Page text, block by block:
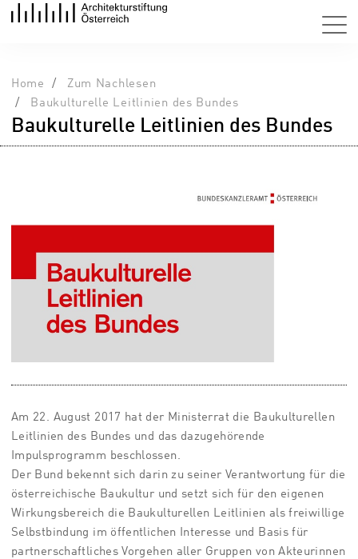
Home
Zum Nachlesen
Baukulturelle Leitlinien des Bundes
Baukulturelle Leitlinien des Bundes
Am 22. August 2017 hat der Ministerrat die Baukulturellen
Leitlinien des Bundes und das dazugehörende
Impulsprogramm beschlossen.
Der Bund bekennt sich darin zu seiner Verantwortung für die
österreichische Baukultur und setzt sich für den eigenen
Wirkungsbereich die Baukulturellen Leitlinien als freiwillige
Selbstbindung im öffentlichen Interesse und Basis für
partnerschaftliches Vorgehen aller Gruppen von Akteurinnen